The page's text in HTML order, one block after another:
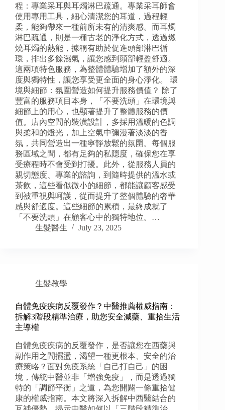
程：專業采耳與耳燭淋巴疏通。專業采耳師會
使用專用工具，細心清潔您的耳道，過程輕
柔，能夠帶來一種前所未有的清爽感。而耳燭
淋巴疏通，則是一種古老的淨化方式，透過燃
燒耳燭的熱能，據稱有助於促進頭部淋巴循
環，排出多餘濕氣，讓您感到頭部輕盈舒適。
這兩項特色服務，為整體體驗增加了額外的深
度與獨特性，讓您享受更全面的身心淨化。 環
境與細節：氛圍營造如何提升服務價值？ 除了
豐富的服務項目本身，「不要洗頭」在環境與
細節上的用心，也顯著提升了整體服務的價
值。店內空間的裝潢設計，多採用溫暖的色調
與柔和的燈光，加上空氣中彌漫著淡淡的香
氛，共同營造出一種寧靜放鬆的氛圍。每個服
務區域之間，都有足夠的私隱度，確保您在享
受療程時不會受到打擾。此外，從服務人員的
親切態度、專業的諮詢，到隨時提供的溫水或
茶飲，這些看似微小的細節，都能讓顧客感受
到被重視與呵護，從而提升了整個體驗的奢華
感與舒適度。這些細節的累積，最終成就了
「不要洗頭」在顧客心中的獨特地位。…
生髮醫生
July 23, 2025
生髮教學
自體免疫疾病反覆發作？中醫推薦權威指南：
拆解3階段精準治療，助您安全減藥、重拾生活
主導權
自體免疫疾病的反覆發作，是否讓您在西藥與
副作用之間擺盪，渴望一種更根本、安全的治
療策略？面對免疫系統「自己打自己」的困
境，傳統中醫並非「增強免疫」，而是透過獨
特的「調節平衡」之道，為您開闢一條重拾健
康的權威指南。本文將深入拆解中西醫結合的